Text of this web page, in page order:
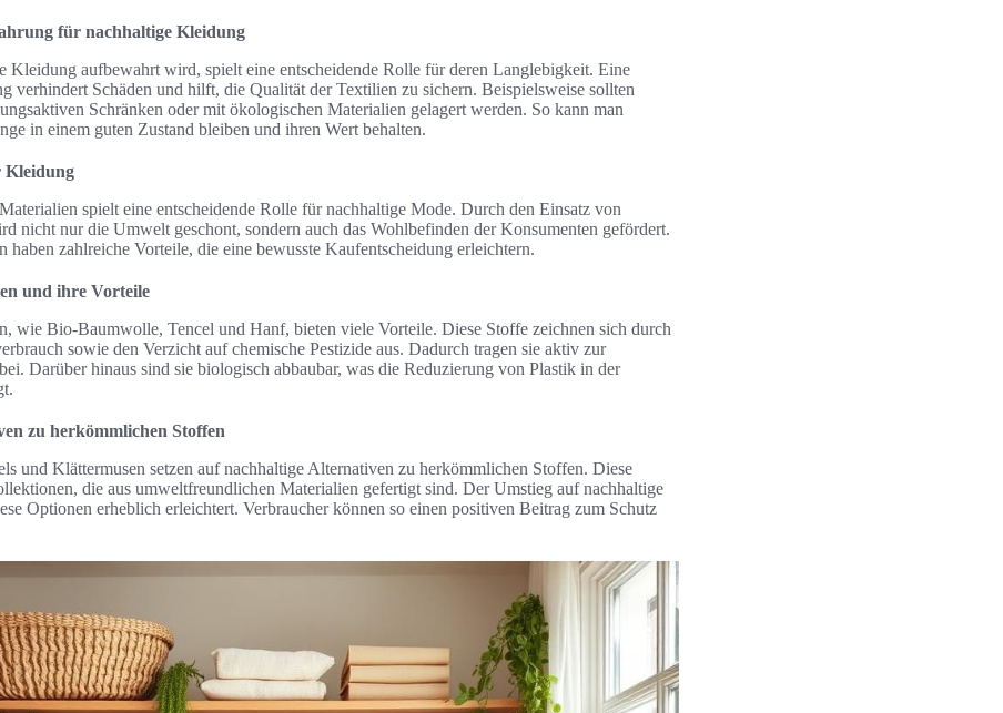
für nachhaltige Kleidung
Kleidung aufbewahrt wird, spielt eine entscheidende Rolle für deren Langlebigkeit. Eine
verhindert Schäden und hilft, die Qualität der Textilien zu sichern. Beispielsweise sollten
Schränken oder mit ökologischen Materialien gelagert werden. So kann man
in einem guten Zustand bleiben und ihren Wert behalten.
Kleidung
spielt eine entscheidende Rolle für nachhaltige Mode. Durch den Einsatz von
nicht nur die Umwelt geschont, sondern auch das Wohlbefinden der Konsumenten gefördert.
haben zahlreiche Vorteile, die eine bewusste Kaufentscheidung erleichtern.
und ihre Vorteile
wie Bio-Baumwolle, Tencel und Hanf, bieten viele Vorteile. Diese Stoffe zeichnen sich durch
sowie den Verzicht auf chemische Pestizide aus. Dadurch tragen sie aktiv zur
Darüber hinaus sind sie biologisch abbaubar, was die Reduzierung von Plastik in der
zu herkömmlichen Stoffen
und Klättermusen setzen auf nachhaltige Alternativen zu herkömmlichen Stoffen. Diese
die aus umweltfreundlichen Materialien gefertigt sind. Der Umstieg auf nachhaltige
Optionen erheblich erleichtert. Verbraucher können so einen positiven Beitrag zum Schutz